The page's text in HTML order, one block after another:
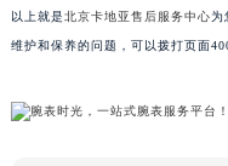
以上就是北京卡地亚售后服务中心为
维护和保养的问题，可以拨打页面